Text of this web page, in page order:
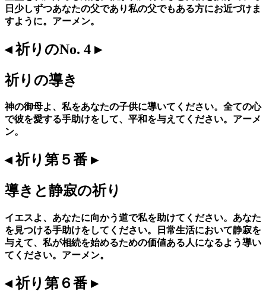
日少しずつあなたの父であり私の父でもある方にお近づけま
すように。アーメン。
◂ 祈りのNo. 4 ▸
祈りの導き
神の御母よ、私をあなたの子供に導いてください。全ての心
で彼を愛する手助けをして、平和を与えてください。アーメ
ン。
◂ 祈り第５番 ▸
導きと静寂の祈り
イエスよ、あなたに向かう道で私を助けてください。あなた
を見つける手助けをしてください。日常生活において静寂を
与えて、私が相続を始めるための価値ある人になるよう導い
てください。アーメン。
◂ 祈り第６番 ▸